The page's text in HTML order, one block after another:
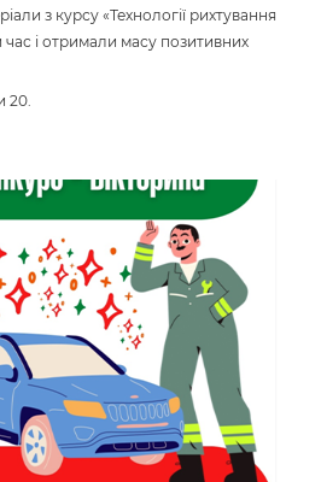
з курсу «Технології рихтування
і отримали масу позитивних
20.